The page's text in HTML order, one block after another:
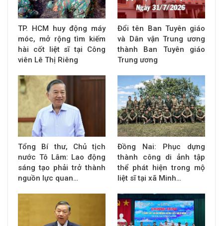
TP. HCM huy động máy
móc, mở rộng tìm kiếm
hài cốt liệt sĩ tại Công
viên Lê Thị Riêng
Đổi tên Ban Tuyên giáo
và Dân vận Trung ương
thành Ban Tuyên giáo
Trung ương
Tổng Bí thư, Chủ tịch
nước Tô Lâm: Lao động
sáng tạo phải trở thành
nguồn lực quan…
Đồng Nai: Phục dựng
thành công di ảnh tập
thể phát hiện trong mộ
liệt sĩ tại xã Minh…